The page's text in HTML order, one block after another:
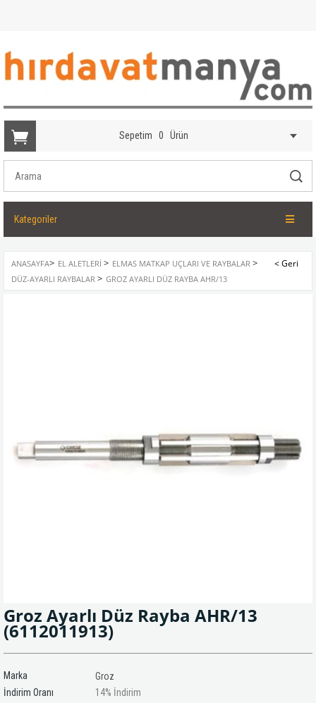
Sepetim 0 Ürün
Kategoriler
ANASAYFA> EL ALETLERI > ELMAS MATKAP UÇLARI VE RAYBALAR >
DÜZ-AYARLI RAYBALAR > GROZ AYARLI DÜZ RAYBA AHR/13
Groz Ayarlı Düz Rayba AHR/13
(6112011913)
Marka
Groz
İndirim Oranı
%
14 İndirim